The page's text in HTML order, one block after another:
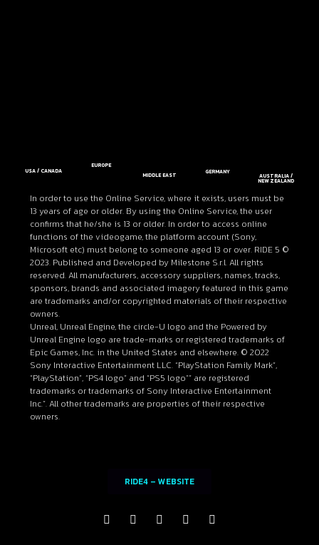
USA / CANADA
EUROPE
MIDDLE EAST
GERMANY AUSTRALIA /
NEW ZEALAND
In order to use the Online Service, where it exists, users must be
13 years of age or older. By using the Online Service, the user
confirms that he/she is 13 or older. In order to access online
functions of the videogame, the platform account (Sony,
Microsoft etc) must belong to someone aged 13 or over. RIDE 5 ©
2023. Published and Developed by Milestone S.r.l. All rights
reserved. All manufacturers, accessory suppliers, names, tracks,
sponsors, brands and associated imagery featured in this game
are trademarks and/or copyrighted materials of their respective
owners.
Unreal, Unreal Engine, the circle-U logo and the Powered by
Unreal Engine logo are trade-marks or registered trademarks of
Epic Games, Inc. in the United States and elsewhere. © 2022
Sony Interactive Entertainment LLC. “PlayStation Family Mark”,
“PlayStation”, “PS4 logo” and “PS5 logo”” are registered
trademarks or trademarks of Sony Interactive Entertainment
Inc.”. All other trademarks are properties of their respective
owners.
RIDE4 – WEBSITE